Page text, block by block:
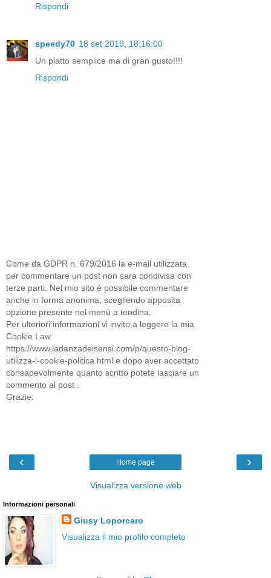
Rispondi
speedy70 18 set 2019, 18:16:00
Un piatto semplice ma di gran gusto!!!!
Rispondi
Come da GDPR n. 679/2016 la e-mail utilizzata
per commentare un post non sarà condivisa con
terze parti. Nel mio sito è possibile commentare
anche in forma anonima, scegliendo apposita
opzione presente nel menù a tendina.
Per ulteriori informazioni vi invito a leggere la mia
Cookie Law
https://www.ladanzadeisensi.com/p/questo-blog-
utilizza-i-cookie-politica.html e dopo aver accettato
consapevolmente quanto scritto potete lasciare un
commento al post .
Grazie.
‹ ›
Home page
Visualizza versione web
Informazioni personali
Giusy Loporcaro
Visualizza il mio profilo completo